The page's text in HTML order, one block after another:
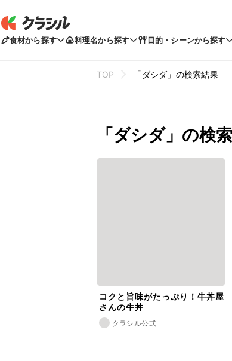
食材から探す 料理名から探す 目的・シーンから探す
TOP 「ダシダ」の検索結果
「ダシダ」の検
コクと旨味がたっぷり！牛丼屋
さんの牛丼
クラシル公式